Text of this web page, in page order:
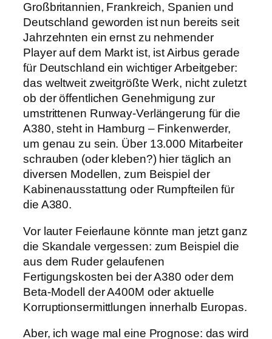
Großbritannien, Frankreich, Spanien und
Deutschland geworden ist nun bereits seit
Jahrzehnten ein ernst zu nehmender
Player auf dem Markt ist, ist Airbus gerade
für Deutschland ein wichtiger Arbeitgeber:
das weltweit zweitgrößte Werk, nicht zuletzt
ob der öffentlichen Genehmigung zur
umstrittenen Runway-Verlängerung für die
A380, steht in Hamburg – Finkenwerder,
um genau zu sein. Über 13.000 Mitarbeiter
schrauben (oder kleben?) hier täglich an
diversen Modellen, zum Beispiel der
Kabinenausstattung oder Rumpfteilen für
die A380.
Vor lauter Feierlaune könnte man jetzt ganz
die Skandale vergessen: zum Beispiel die
aus dem Ruder gelaufenen
Fertigungskosten bei der A380 oder dem
Beta-Modell der A400M oder aktuelle
Korruptionsermittlungen innerhalb Europas.
Aber, ich wage mal eine Prognose: das wird